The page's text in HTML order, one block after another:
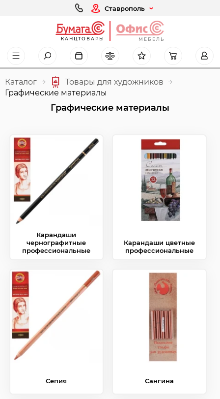
Ставрополь
КАНЦТОВАРЫ МЕБЕЛЬ
Каталог
Товары для художников
Графические материалы
Графические материалы
Карандаши
чернографитные
профессиональные
Карандаши цветные
профессиональные
Сепия Сангина